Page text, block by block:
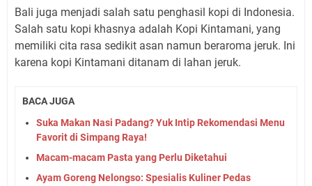
Bali juga menjadi salah satu penghasil kopi di Indonesia.
Salah satu kopi khasnya adalah Kopi Kintamani, yang
memiliki cita rasa sedikit asan namun beraroma jeruk. Ini
karena kopi Kintamani ditanam di lahan jeruk.
BACA JUGA
Suka Makan Nasi Padang? Yuk Intip Rekomendasi Menu
Favorit di Simpang Raya!
Macam-macam Pasta yang Perlu Diketahui
Ayam Goreng Nelongso: Spesialis Kuliner Pedas